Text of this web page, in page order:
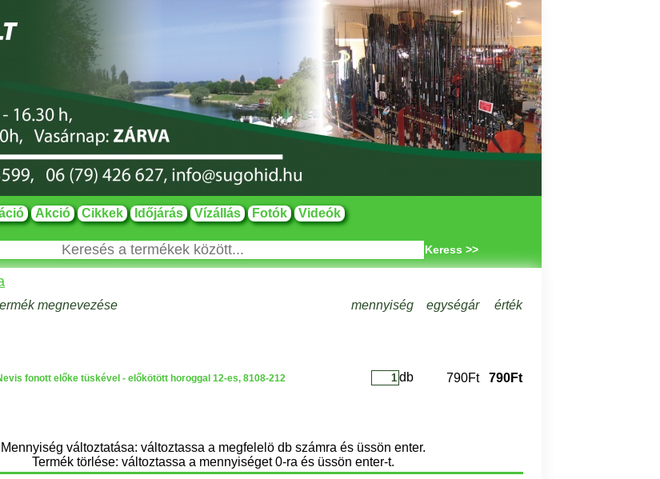
Akció Cikkek Időjárás Vízállás Fotók Videók
Keress >>
megnevezése mennyiség egységár érték
fonott előke tüskével - előkötött horoggal 12-es, 8108-212 db 790Ft 790Ft
Mennyiség változtatása: változtassa a megfelelö db számra és üssön enter.
Termék törlése: változtassa a mennyiséget 0-ra és üssön enter-t.